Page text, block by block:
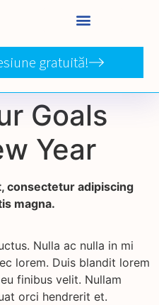
gratuită!
Goals
Year
consectetur adipiscing
magna.
Nulla ac nulla in mi
lorem. Duis blandit lorem
finibus velit. Nullam
orci hendrerit et.